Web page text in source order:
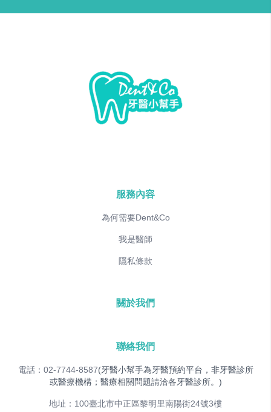
服務內容
為何需要Dent&Co
我是醫師
隱私條款
關於我們
聯絡我們
電話：02-7744-8587(牙醫小幫手為牙醫預約平台，非牙醫診所
或醫療機構；醫療相關問題請洽各牙醫診所。)
地址：100臺北市中正區黎明里南陽街24號3樓